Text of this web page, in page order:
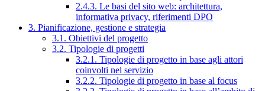
2.4.3. Le basi del sito web: architettura,
informativa privacy, riferimenti DPO
3. Pianificazione, gestione e strategia
3.1. Obiettivi del progetto
3.2. Tipologie di progetti
3.2.1. Tipologie di progetto in base agli attori
coinvolti nel servizio
3.2.2. Tipologie di progetto in base al focus